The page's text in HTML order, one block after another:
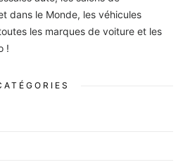
dans le Monde, les véhicules
les marques de voiture et les
!